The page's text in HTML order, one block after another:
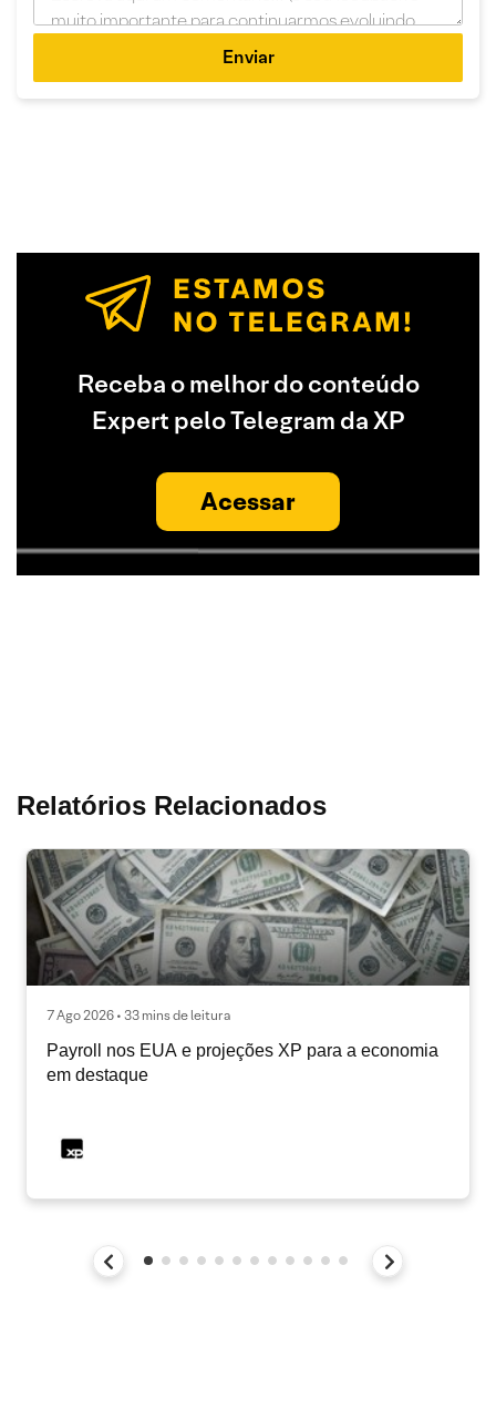
Enviar
Receba o melhor do conteúdo
Expert pelo Telegram da XP
Acessar
Relatórios Relacionados
7 Ago 2026 • 33 mins de leitura
Payroll nos EUA e projeções XP para a economia
em destaque